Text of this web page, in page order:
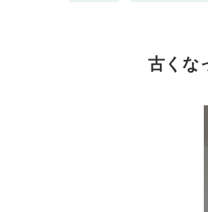
古くな